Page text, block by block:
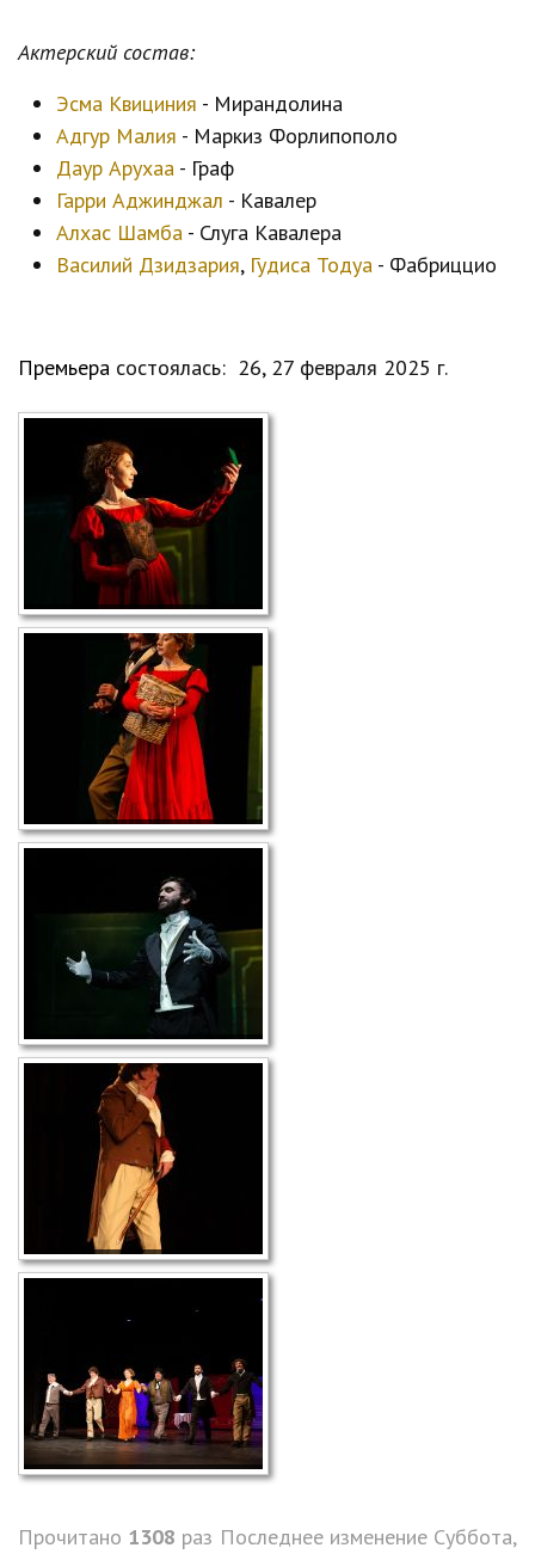
Актерский состав:
Эсма Квициния - Мирандолина
Адгур Малия - Маркиз Форлипополо
Даур Арухаа - Граф
Гарри Аджинджал - Кавалер
Алхас Шамба - Слуга Кавалера
Василий Дзидзария, Гудиса Тодуа - Фабриццио
Премьера состоялась: 26, 27 февраля 2025 г.
Прочитано 1308 раз Последнее изменение Суббота,